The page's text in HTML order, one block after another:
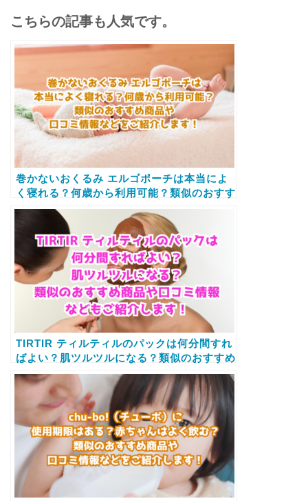
こちらの記事も人気です。
巻かないおくるみ エルゴポーチは本当によ
く寝れる？何歳から利用可能？類似のおすす
め商品や口コミ情報などをご紹介します！
TIRTIR ティルティルのパックは何分間すれ
ばよい？肌ツルツルになる？類似のおすすめ
商品や口コミ情報などもご紹介します！